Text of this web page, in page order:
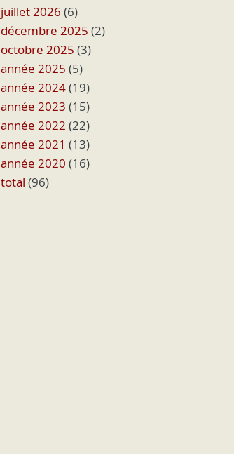
juillet 2026 (6)
décembre 2025 (2)
octobre 2025 (3)
année 2025 (5)
année 2024(19)
année 2023 (15)
année 2022 (22)
année 2021 (13)
année 2020 (16)
total (96)